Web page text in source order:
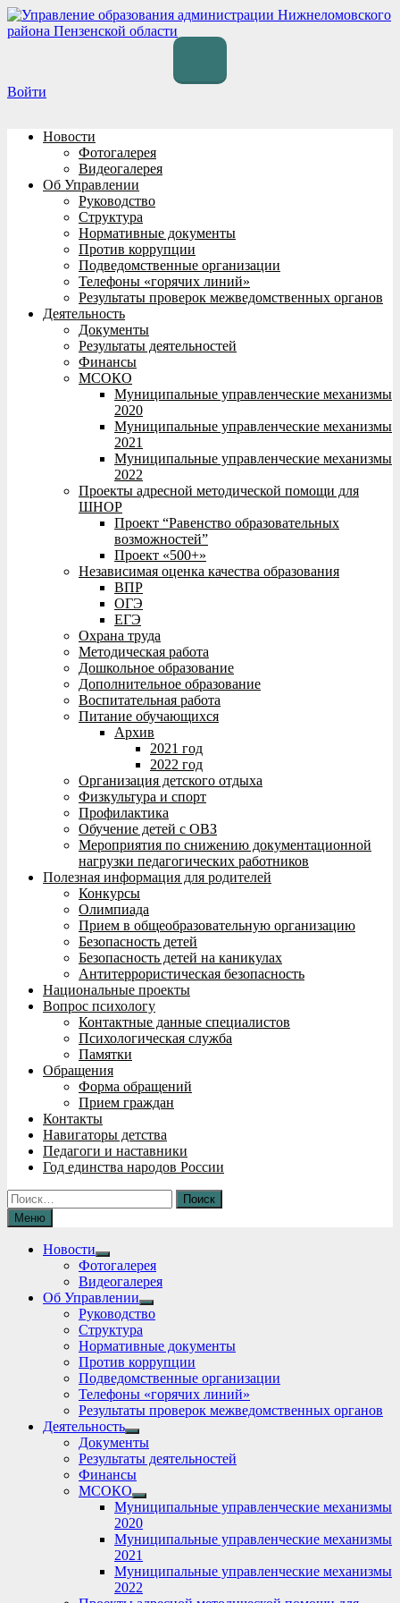
Перейти
к
Войти
Новости
Фотогалерея
Видеогалерея
Об Управлении
Руководство
Структура
Нормативные документы
Против коррупции
Подведомственные организации
Телефоны «горячих линий»
Результаты проверок межведомственных органов
Деятельность
Документы
Результаты деятельностей
Финансы
МСОКО
Муниципальные управленческие механизмы
2020
Муниципальные управленческие механизмы
2021
Муниципальные управленческие механизмы
2022
Проекты адресной методической помощи для
ШНОР
Проект “Равенство образовательных
возможностей”
Проект «500+»
Независимая оценка качества образования
ВПР
ОГЭ
ЕГЭ
Охрана труда
Методическая работа
Дошкольное образование
Дополнительное образование
Воспитательная работа
Питание обучающихся
Архив
2021 год
2022 год
Организация детского отдыха
Физкультура и спорт
Профилактика
Обучение детей с ОВЗ
Мероприятия по снижению документационной
нагрузки педагогических работников
Полезная информация для родителей
Конкурсы
Олимпиада
Прием в общеобразовательную организацию
Безопасность детей
Безопасность детей на каникулах
Антитеррористическая безопасность
Национальные проекты
Вопрос психологу
Контактные данные специалистов
Психологическая служба
Памятки
Обращения
Форма обращений
Прием граждан
Контакты
Навигаторы детства
Педагоги и наставники
Год единства народов России
Найти:
Меню
Новости
Show
sub
menu
Фотогалерея
Видеогалерея
Об Управлении
Show
sub
Руководство
Структура
Нормативные документы
Против коррупции
Подведомственные организации
Телефоны «горячих линий»
Результаты проверок межведомственных органов
Деятельность
Show
sub
menu
Документы
Результаты деятельностей
Финансы
МСОКО
Show
sub
menu
Муниципальные управленческие механизмы
2020
Муниципальные управленческие механизмы
2021
Муниципальные управленческие механизмы
2022